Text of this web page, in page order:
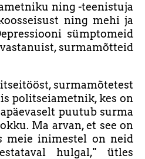
ning -teenistuja
ning mehi ja
sümptomeid
surmamõtteid
surmamõtetest
politseiametnik, kes on
puutub surma
Ma arvan, et see on
meie inimestel on neid
hulgal," ütles